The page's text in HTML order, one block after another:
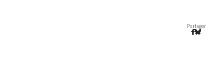
Partager